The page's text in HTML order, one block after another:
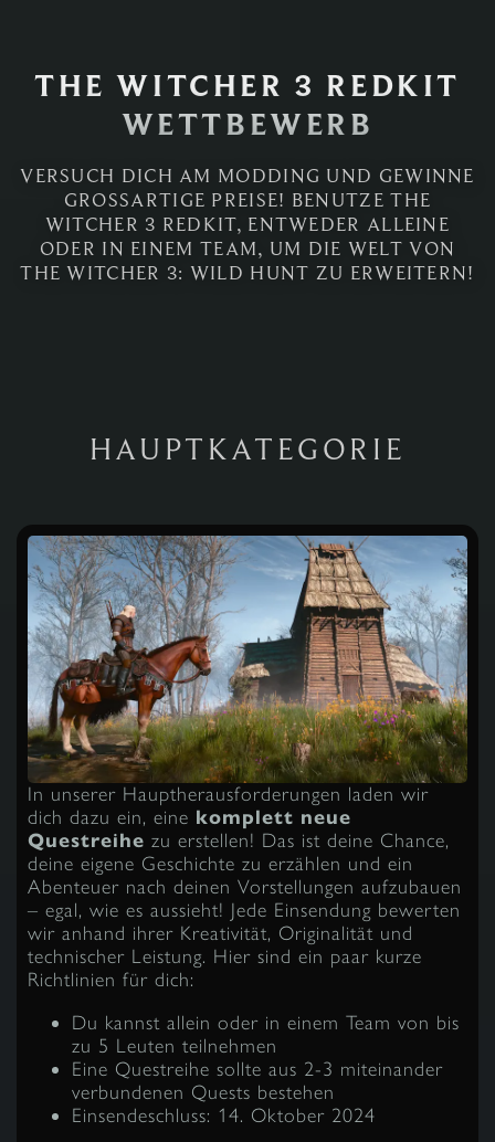
THE WITCHER 3 REDKIT
WETTBEWERB
VERSUCH DICH AM MODDING UND GEWINNE
GROSSARTIGE PREISE! BENUTZE THE W
ITCHER 3 REDKIT, ENTWEDER ALLEINE O
DER IN EINEM TEAM, UM DIE WELT VON T
HE WITCHER 3: WILD HUNT ZU ERWEITERN!
HAUPTKATEGORIE
In unserer Hauptherausforderungen laden wir
dich dazu ein, eine komplett neue
Questreihe zu erstellen! Das ist deine Chance,
deine eigene Geschichte zu erzählen und ein
Abenteuer nach deinen Vorstellungen aufzubauen
– egal, wie es aussieht! Jede Einsendung bewerten
wir anhand ihrer Kreativität, Originalität und
technischer Leistung. Hier sind ein paar kurze
Richtlinien für dich:
Du kannst allein oder in einem Team von bis
zu 5 Leuten teilnehmen
Eine Questreihe sollte aus 2-3 miteinander
verbundenen Quests bestehen
Einsendeschluss: 14. Oktober 2024